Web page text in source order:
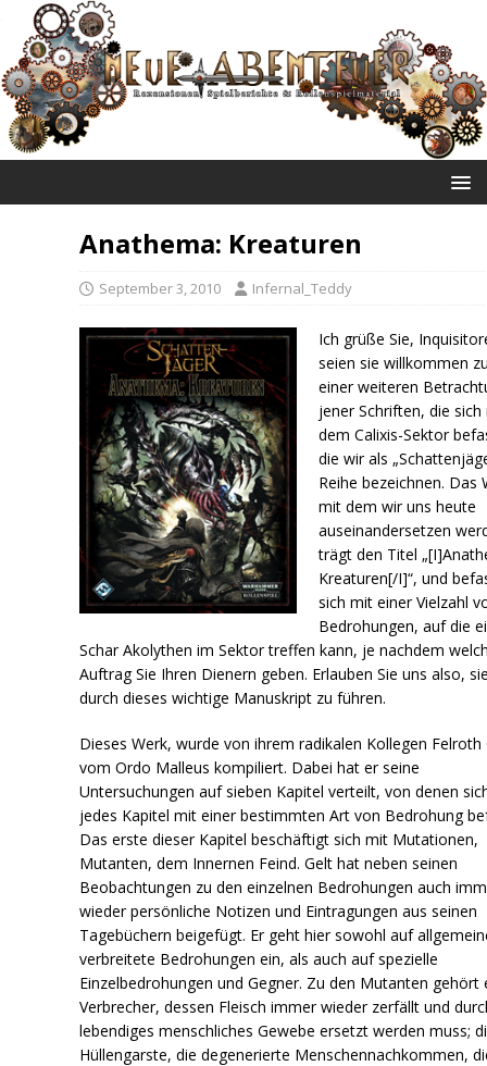
Anathema: Kreaturen
September 3, 2010 Infernal_Teddy
Ich grüße Sie,
seien sie willkommen
einer weiteren
jener Schriften, die
dem Calixis-Sektor
die wir als
Reihe bezeichnen. Das
mit dem wir uns heute
auseinandersetzen
trägt den Titel
Kreaturen[/I]“, und
sich mit einer Vielzahl
Bedrohungen, auf die
Schar Akolythen im Sektor treffen kann, je nachdem
Auftrag Sie Ihren Dienern geben. Erlauben Sie uns also,
durch dieses wichtige Manuskript zu führen.
Dieses Werk, wurde von ihrem radikalen Kollegen Felroth
vom Ordo Malleus kompiliert. Dabei hat er seine
Untersuchungen auf sieben Kapitel verteilt, von denen
jedes Kapitel mit einer bestimmten Art von Bedrohung
Das erste dieser Kapitel beschäftigt sich mit Mutationen,
Mutanten, dem Innernen Feind. Gelt hat neben seinen
Beobachtungen zu den einzelnen Bedrohungen auch
wieder persönliche Notizen und Eintragungen aus seinen
Tagebüchern beigefügt. Er geht hier sowohl auf
verbreitete Bedrohungen ein, als auch auf spezielle
Einzelbedrohungen und Gegner. Zu den Mutanten gehört
Verbrecher, dessen Fleisch immer wieder zerfällt und
lebendiges menschliches Gewebe ersetzt werden muss;
Hüllengarste, die degenerierte Menschennachkommen,